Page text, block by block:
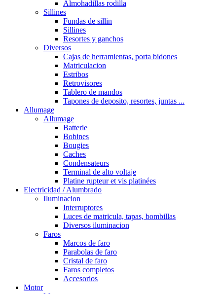
Almohadillas rodilla
Sillines
Fundas de sillin
Sillines
Resortes y ganchos
Diversos
Cajas de herramientas, porta bidones
Matriculacion
Estribos
Retrovisores
Tablero de mandos
Tapones de deposito, resortes, juntas ...
Allumage
Allumage
Batterie
Bobines
Bougies
Caches
Condensateurs
Terminal de alto voltaje
Platine rupteur et vis platinées
Electricidad / Alumbrado
Iluminacion
Interruptores
Luces de matricula, tapas, bombillas
Diversos iluminacion
Faros
Marcos de faro
Parabolas de faro
Cristal de faro
Faros completos
Accesorios
Motor